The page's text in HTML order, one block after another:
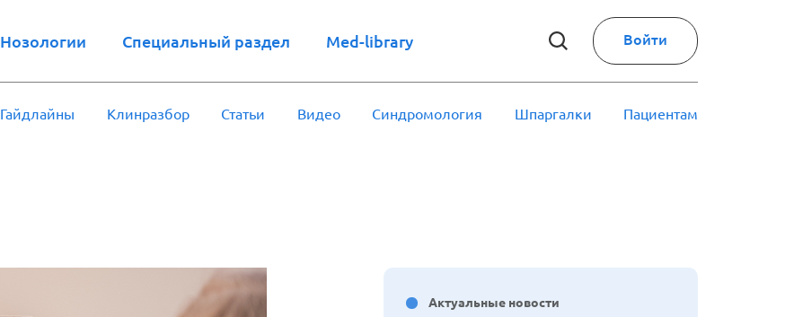
Нозологии Специальный раздел Med-library Войти
Гайдлайны Клинразбор Статьи Видео Синдромология Шпаргалки Пациентам
Актуальные новости